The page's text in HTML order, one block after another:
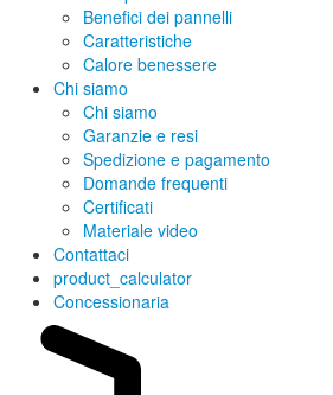
Benefici dei pannelli
Caratteristiche
Calore benessere
Chi siamo
Chi siamo
Garanzie e resi
Spedizione e pagamento
Domande frequenti
Certificati
Materiale video
Contattaci
product_calculator
Concessionaria